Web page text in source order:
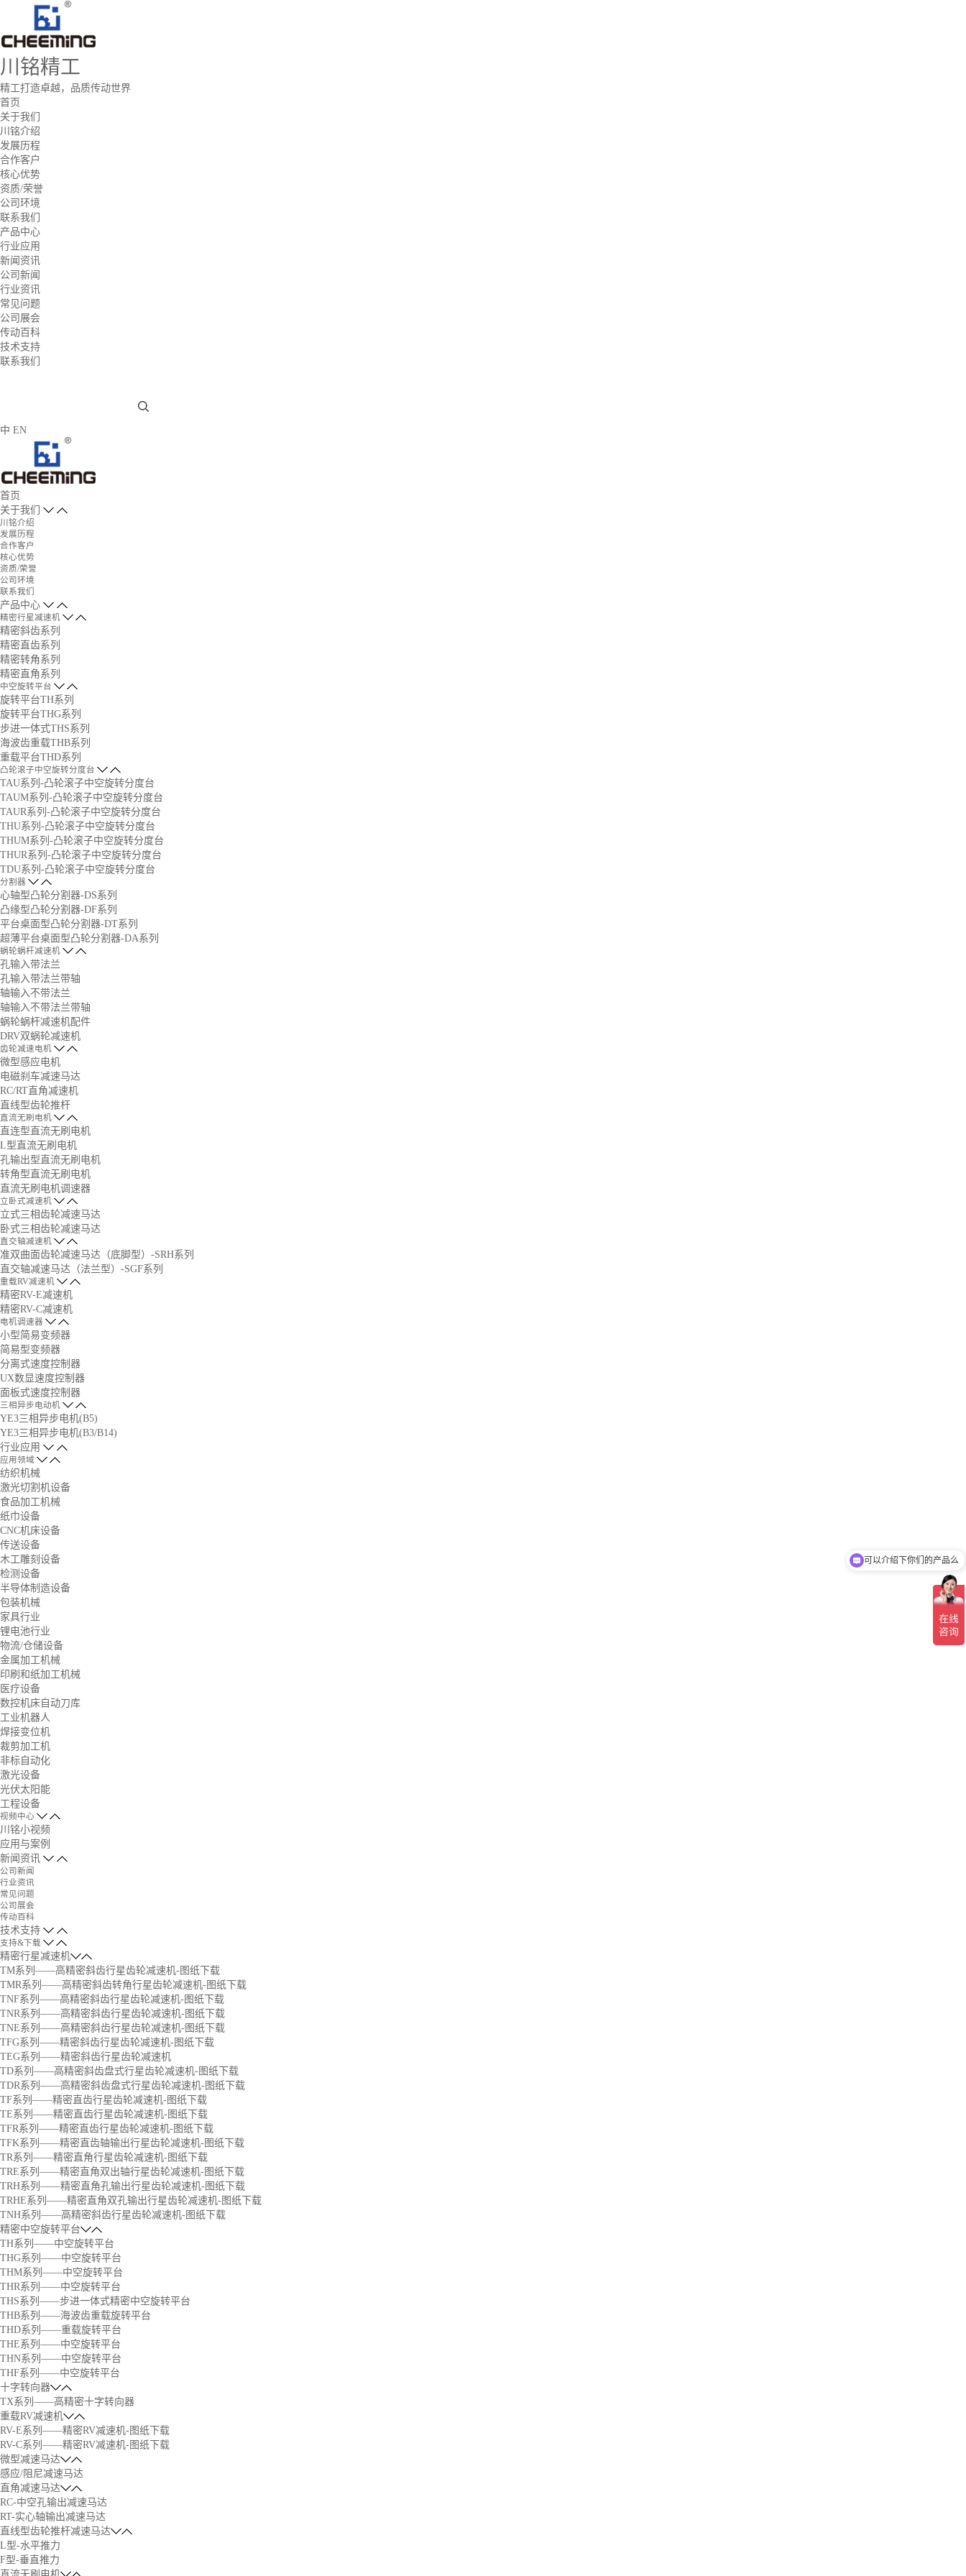
川铭精工
精工打造卓越，品质传动世界
首页
关于我们
川铭介绍
发展历程
合作客户
核心优势
资质/荣誉
公司环境
联系我们
产品中心
行业应用
新闻资讯
公司新闻
行业资讯
常见问题
公司展会
传动百科
技术支持
联系我们
中 EN
首页
关于我们
川铭介绍
发展历程
合作客户
核心优势
资质/荣誉
公司环境
联系我们
产品中心
精密行星减速机
精密斜齿系列
精密直齿系列
精密转角系列
精密直角系列
中空旋转平台
旋转平台TH系列
旋转平台THG系列
步进一体式THS系列
海波齿重载THB系列
重载平台THD系列
凸轮滚子中空旋转分度台
TAU系列-凸轮滚子中空旋转分度台
TAUM系列-凸轮滚子中空旋转分度台
TAUR系列-凸轮滚子中空旋转分度台
THU系列-凸轮滚子中空旋转分度台
THUM系列-凸轮滚子中空旋转分度台
THUR系列-凸轮滚子中空旋转分度台
TDU系列-凸轮滚子中空旋转分度台
分割器
心轴型凸轮分割器-DS系列
凸缘型凸轮分割器-DF系列
平台桌面型凸轮分割器-DT系列
超薄平台桌面型凸轮分割器-DA系列
蜗轮蜗杆减速机
孔输入带法兰
孔输入带法兰带轴
轴输入不带法兰
轴输入不带法兰带轴
蜗轮蜗杆减速机配件
DRV双蜗轮减速机
齿轮减速电机
微型感应电机
电磁刹车减速马达
RC/RT直角减速机
直线型齿轮推杆
直流无刷电机
直连型直流无刷电机
L型直流无刷电机
孔输出型直流无刷电机
转角型直流无刷电机
直流无刷电机调速器
立卧式减速机
立式三相齿轮减速马达
卧式三相齿轮减速马达
直交轴减速机
准双曲面齿轮减速马达（底脚型）-SRH系列
直交轴减速马达（法兰型）-SGF系列
重载RV减速机
精密RV-E减速机
精密RV-C减速机
电机调速器
小型简易变频器
简易型变频器
分离式速度控制器
UX数显速度控制器
面板式速度控制器
三相异步电动机
YE3三相异步电机(B5)
YE3三相异步电机(B3/B14)
行业应用
应用领域
纺织机械
激光切割机设备
食品加工机械
纸巾设备
CNC机床设备
传送设备
木工雕刻设备
检测设备
半导体制造设备
包装机械
家具行业
锂电池行业
物流/仓储设备
金属加工机械
印刷和纸加工机械
医疗设备
数控机床自动刀库
工业机器人
焊接变位机
裁剪加工机
非标自动化
激光设备
光伏太阳能
工程设备
视频中心
川铭小视频
应用与案例
新闻资讯
公司新闻
行业资讯
常见问题
公司展会
传动百科
技术支持
支持&下载
精密行星减速机
TM系列——高精密斜齿行星齿轮减速机-图纸下载
TMR系列——高精密斜齿转角行星齿轮减速机-图纸下载
TNF系列——高精密斜齿行星齿轮减速机-图纸下载
TNR系列——高精密斜齿行星齿轮减速机-图纸下载
TNE系列——高精密斜齿行星齿轮减速机-图纸下载
TFG系列——精密斜齿行星齿轮减速机-图纸下载
TEG系列——精密斜齿行星齿轮减速机
TD系列——高精密斜齿盘式行星齿轮减速机-图纸下载
TDR系列——高精密斜齿盘式行星齿轮减速机-图纸下载
TF系列——精密直齿行星齿轮减速机-图纸下载
TE系列——精密直齿行星齿轮减速机-图纸下载
TFR系列——精密直齿行星齿轮减速机-图纸下载
TFK系列——精密直齿轴输出行星齿轮减速机-图纸下载
TR系列——精密直角行星齿轮减速机-图纸下载
TRE系列——精密直角双出轴行星齿轮减速机-图纸下载
TRH系列——精密直角孔输出行星齿轮减速机-图纸下载
TRHE系列——精密直角双孔输出行星齿轮减速机-图纸下载
TNH系列——高精密斜齿行星齿轮减速机-图纸下载
精密中空旋转平台
TH系列——中空旋转平台
THG系列——中空旋转平台
THM系列——中空旋转平台
THR系列——中空旋转平台
THS系列——步进一体式精密中空旋转平台
THB系列——海波齿重载旋转平台
THD系列——重载旋转平台
THE系列——中空旋转平台
THN系列——中空旋转平台
THF系列——中空旋转平台
十字转向器
TX系列——高精密十字转向器
重载RV减速机
RV-E系列——精密RV减速机-图纸下载
RV-C系列——精密RV减速机-图纸下载
微型减速马达
感应/阻尼减速马达
直角减速马达
RC-中空孔输出减速马达
RT-实心轴输出减速马达
直线型齿轮推杆减速马达
L型-水平推力
F型-垂直推力
可以介绍下你们的产品么